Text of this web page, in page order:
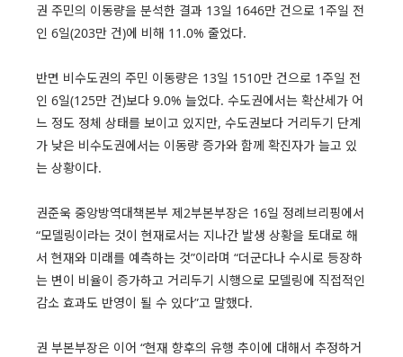
권 주민의 이동량을 분석한 결과 13일 1646만 건으로 1주일 전
인 6일(203만 건)에 비해 11.0% 줄었다.
반면 비수도권의 주민 이동량은 13일 1510만 건으로 1주일 전
인 6일(125만 건)보다 9.0% 늘었다. 수도권에서는 확산세가 어
느 정도 정체 상태를 보이고 있지만, 수도권보다 거리두기 단계
가 낮은 비수도권에서는 이동량 증가와 함께 확진자가 늘고 있
는 상황이다.
권준욱 중앙방역대책본부 제2부본부장은 16일 정례브리핑에서
“모델링이라는 것이 현재로서는 지나간 발생 상황을 토대로 해
서 현재와 미래를 예측하는 것”이라며 “더군다나 수시로 등장하
는 변이 비율이 증가하고 거리두기 시행으로 모델링에 직접적인
감소 효과도 반영이 될 수 있다”고 말했다.
권 부본부장은 이어 “현재 향후의 유행 추이에 대해서 추정하거